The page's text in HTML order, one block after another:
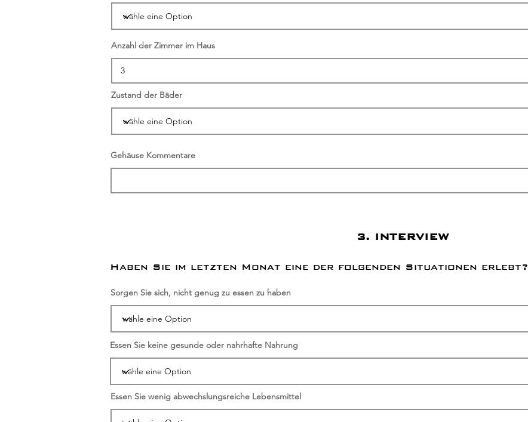
Anzahl der Zimmer im Haus
Zustand der Bäder
Gehäuse Kommentare
3. INTERVIEW
Haben Sie im letzten Monat eine der folgenden Situationen erlebt?
Sorgen Sie sich, nicht genug zu essen zu haben
Essen Sie keine gesunde oder nahrhafte Nahrung
Essen Sie wenig abwechslungsreiche Lebensmittel